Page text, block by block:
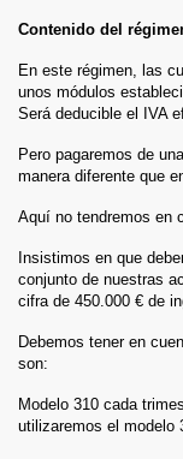
Contenido del
En este régimen, las
unos módulos
Será deducible el IVA
Pero pagaremos de
manera diferente que
Aquí no tendremos en
Insistimos en que
conjunto de nuestras
cifra de 450.000 € de
Debemos tener en
son:
Modelo 310 cada
utilizaremos el modelo